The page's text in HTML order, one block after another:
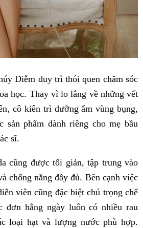
Diễm duy trì thói quen chăm sóc
học. Thay vì lo lắng về những vết
cô kiên trì dưỡng ẩm vùng bụng,
sản phẩm dành riêng cho mẹ bầu
sĩ.
cũng được tối giản, tập trung vào
chống nắng đầy đủ. Bên cạnh việc
viên cũng đặc biệt chú trọng chế
đơn hằng ngày luôn có nhiều rau
loại hạt và lượng nước phù hợp.